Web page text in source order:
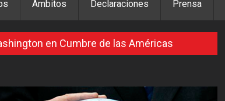
Ámbitos Declaraciones Prensa
en Cumbre de las Américas